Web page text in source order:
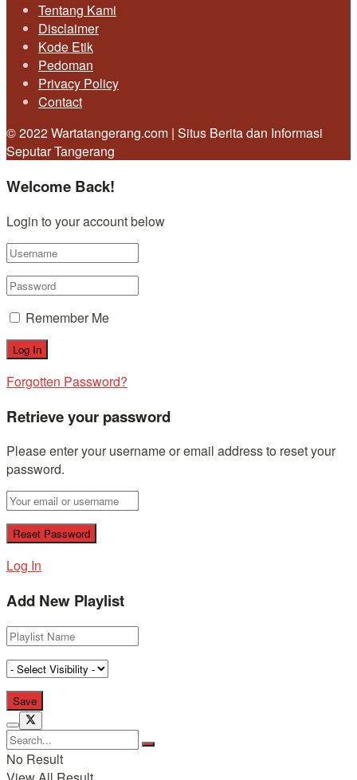
Tentang Kami
Disclaimer
Kode Etik
Pedoman
Privacy Policy
Contact
© 2022 Wartatangerang.com | Situs Berita dan Informasi
Seputar Tangerang
Welcome Back!
Login to your account below
Remember Me
Forgotten Password?
Retrieve your password
Please enter your username or email address to reset your
password.
Log In
Add New Playlist
No Result